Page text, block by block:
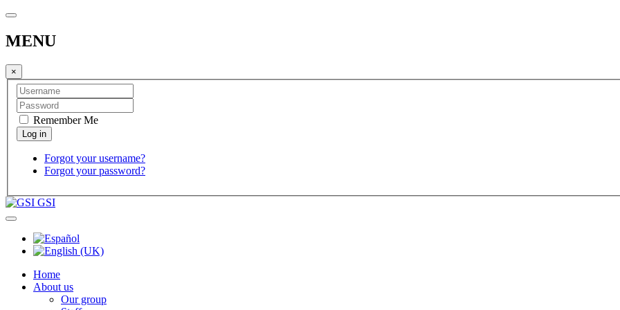
MENU
×
Remember Me
Forgot your username?
Forgot your password?
GSI
Home
About us
Our group